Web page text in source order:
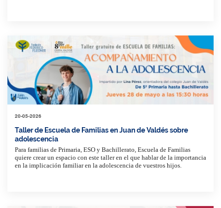
20-05-2026
Taller de Escuela de Familias en Juan de Valdés sobre
adolescencia
Para familias de Primaria, ESO y Bachillerato, Escuela de Familias
quiere crear un espacio con este taller en el que hablar de la importancia
en la implicación familiar en la adolescencia de vuestros hijos.